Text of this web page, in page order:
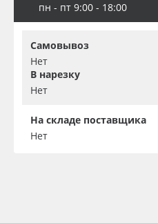
пн - пт 9:00 - 18:00
Самовывоз
Нет
В нарезку
Нет
На складе поставщика
Нет